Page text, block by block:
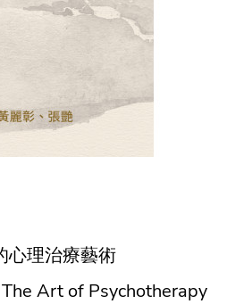
心理治療藝術
Art of Psychotherapy